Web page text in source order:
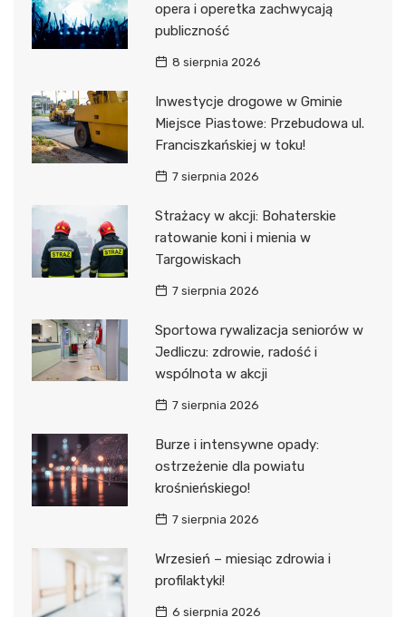
opera i operetka zachwycają
publiczność
8 sierpnia 2026
Inwestycje drogowe w Gminie
Miejsce Piastowe: Przebudowa ul.
Franciszkańskiej w toku!
7 sierpnia 2026
Strażacy w akcji: Bohaterskie
ratowanie koni i mienia w
Targowiskach
7 sierpnia 2026
Sportowa rywalizacja seniorów w
Jedliczu: zdrowie, radość i
wspólnota w akcji
7 sierpnia 2026
Burze i intensywne opady:
ostrzeżenie dla powiatu
krośnieńskiego!
7 sierpnia 2026
Wrzesień – miesiąc zdrowia i
profilaktyki!
6 sierpnia 2026